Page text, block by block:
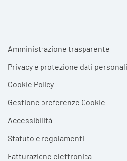
Footer menu
Amministrazione trasparente
Privacy e protezione dati personali
Cookie Policy
Gestione preferenze Cookie
Accessibilità
Statuto e regolamenti
Fatturazione elettronica